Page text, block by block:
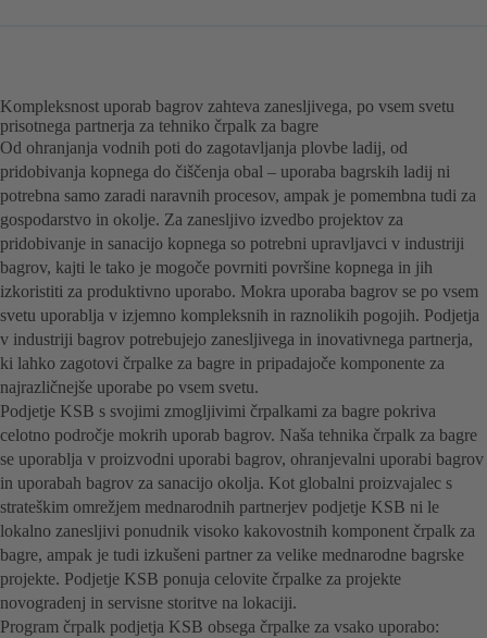
Kompleksnost uporab bagrov zahteva zanesljivega, po vsem svetu
prisotnega partnerja za tehniko črpalk za bagre
Od ohranjanja vodnih poti do zagotavljanja plovbe ladij, od
pridobivanja kopnega do čiščenja obal – uporaba bagrskih ladij ni
potrebna samo zaradi naravnih procesov, ampak je pomembna tudi za
gospodarstvo in okolje. Za zanesljivo izvedbo projektov za
pridobivanje in sanacijo kopnega so potrebni upravljavci v industriji
bagrov, kajti le tako je mogoče povrniti površine kopnega in jih
izkoristiti za produktivno uporabo. Mokra uporaba bagrov se po vsem
svetu uporablja v izjemno kompleksnih in raznolikih pogojih. Podjetja
v industriji bagrov potrebujejo zanesljivega in inovativnega partnerja,
ki lahko zagotovi črpalke za bagre in pripadajoče komponente za
najrazličnejše uporabe po vsem svetu.
Podjetje KSB s svojimi zmogljivimi črpalkami za bagre pokriva
celotno področje mokrih uporab bagrov. Naša tehnika črpalk za bagre
se uporablja v proizvodni uporabi bagrov, ohranjevalni uporabi bagrov
in uporabah bagrov za sanacijo okolja. Kot globalni proizvajalec s
strateškim omrežjem mednarodnih partnerjev podjetje KSB ni le
lokalno zanesljivi ponudnik visoko kakovostnih komponent črpalk za
bagre, ampak je tudi izkušeni partner za velike mednarodne bagrske
projekte. Podjetje KSB ponuja celovite črpalke za projekte
novogradenj in servisne storitve na lokaciji.
Program črpalk podjetja KSB obsega črpalke za vsako uporabo: